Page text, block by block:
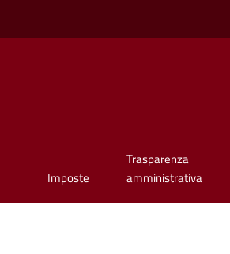
Imposte
Trasparenza
amministrativa